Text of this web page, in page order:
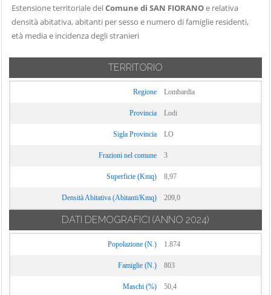
Estensione territoriale delComune di SAN FIORANOe relativa
densità abitativa, abitanti per sesso e numero di famiglie residenti,
età media e incidenza degli stranieri
TERRITORIO
Regione Lombardia
Provincia Lodi
Sigla Provincia LO
Frazioni nel comune 3
Superficie (Kmq) 8,97
Densità Abitativa (Abitanti/Kmq) 209,0
DATI DEMOGRAFICI (ANNO 2024)
Popolazione (N.) 1.874
Famiglie (N.) 803
Maschi (%) 50,4